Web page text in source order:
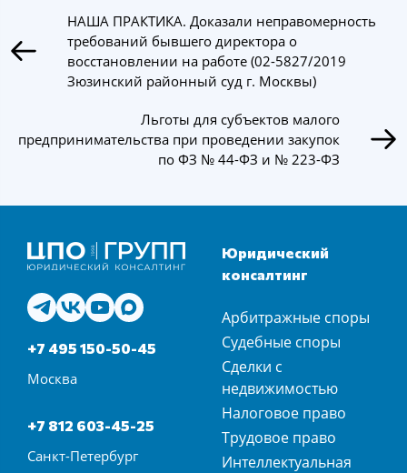
НАША ПРАКТИКА. Доказали неправомерность
требований бывшего директора о
восстановлении на работе (02-5827/2019
Зюзинский районный суд г. Москвы)
Льготы для субъектов малого
предпринимательства при проведении закупок
по ФЗ № 44-ФЗ и № 223-ФЗ
+7 495 150-50-45
Москва
+7 812 603-45-25
Санкт-Петербург
Юридический
консалтинг
Арбитражные споры
Судебные споры
Сделки с
недвижимостью
Налоговое право
Трудовое право
Интеллектуальная